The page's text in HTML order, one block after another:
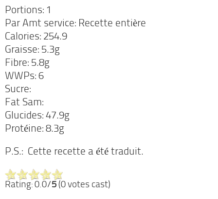
Portions: 1
Par Amt service: Recette entière
Calories: 254.9
Graisse: 5.3g
Fibre: 5.8g
WWPs: 6
Sucre:
Fat Sam:
Glucides: 47.9g
Protéine: 8.3g
P.S.: Cette recette a été traduit.
Rating: 0.0/5 (0 votes cast)